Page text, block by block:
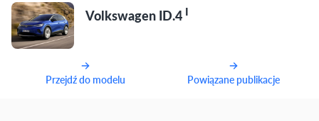
Volkswagen ID.4 I
Przejdź do modelu Powiązane publikacje